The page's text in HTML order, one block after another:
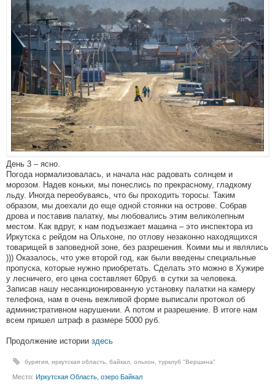
День 3 – ясно.
Погода нормализовалась, и начала нас радовать солнцем и
морозом. Надев коньки, мы понеслись по прекрасному, гладкому
льду. Иногда переобуваясь, что бы проходить торосы. Таким
образом, мы доехали до еще одной стоянки на острове. Собрав
дрова и поставив палатку, мы любовались этим великолепным
местом. Как вдруг, к нам подъезжает машина – это инспектора из
Иркутска с рейдом на Ольхоне, по отлову незаконно находящихся
товарищей в заповедной зоне, без разрешения. Коими мы и являлись
))) Оказалось, что уже второй год, как были введены специальные
пропуска, которые нужно приобретать. Сделать это можно в Хужире
у лесничего, его цена составляет 60руб. в сутки за человека.
Записав нашу несанкционированную установку палатки на камеру
телефона, нам в очень вежливой форме выписали протокол об
административном нарушении. А потом и разрешение. В итоге нам
всем пришел штраф в размере 5000 руб.
Продолжение истории здесь
бурятия иркутская область байкал ольхон турклуб "Вершина"
Место: Иркутская Область, озеро Байкал